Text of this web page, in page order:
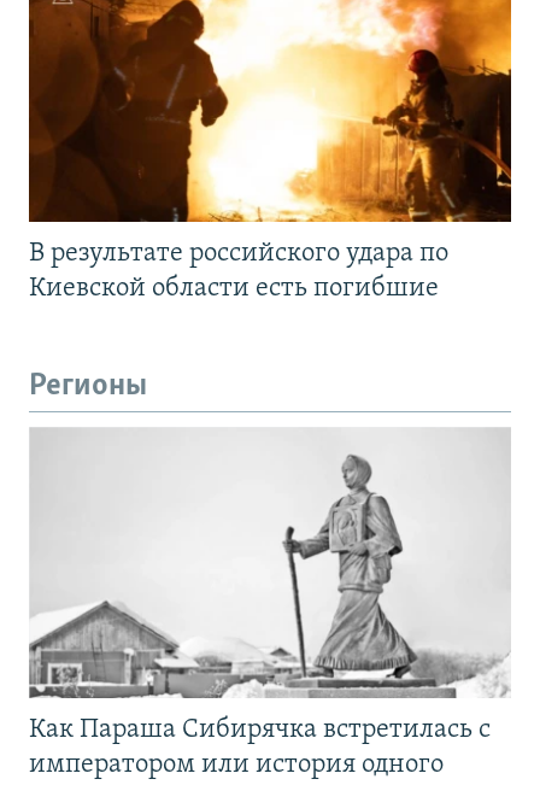
В результате российского удара по
Киевской области есть погибшие
Регионы
Как Параша Сибирячка встретилась с
императором или история одного